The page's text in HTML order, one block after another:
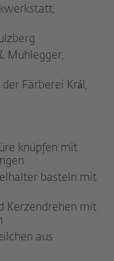
Mühlegger,
Färberei Král,
knüpfen mit
basteln mit
Kerzendrehen mit
aus